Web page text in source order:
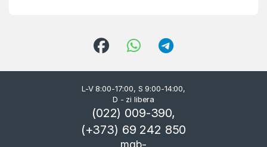
L-V 8:00-17:00, S 9:00-14:00,
D - zi libera
(022) 009-390,
(+373) 69 242 850
mgb-